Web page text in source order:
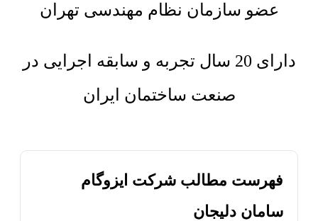
عضو سازمان نظام مهندسی تهران
دارای 20 سال تجربه و سابقه اجرایی در
صنعت ساختمان ایران
فهرست مطالب شرکت ایزوگام
سامان دلیجان